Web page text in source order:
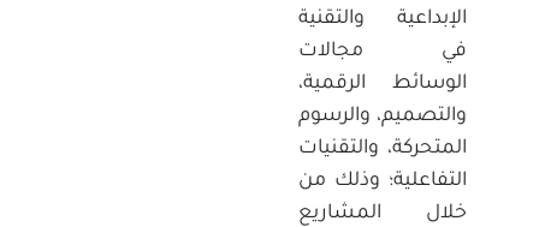
الإبداعية والتقنية
في مجالات
الوسائط الرقمية،
والتصميم، والرسوم
المتحركة، والتقنيات
التفاعلية؛ وذلك من
خلال المشاريع